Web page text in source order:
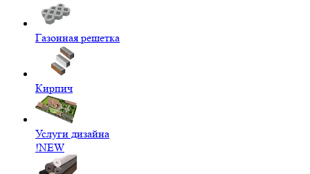
Газонная решетка
Кирпич
Услуги дизайна
!NEW